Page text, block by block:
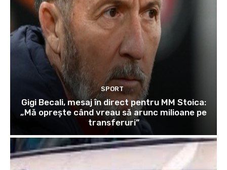
SPORT
Gigi Becali, mesaj în direct pentru MM Stoica:
„Mă oprește când vreau să arunc milioane pe
transferuri”